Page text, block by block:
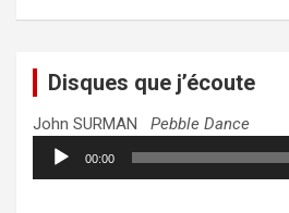
Disques que j’écoute
John SURMAN Pebble Dance
Lecteur
audio
00:00